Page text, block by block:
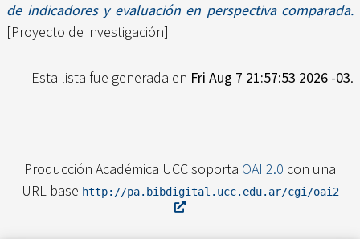
de indicadores y evaluación en perspectiva comparada.
[Proyecto de investigación]
Esta lista fue generada en Fri Aug 7 21:57:53 2026 -03.
Producción Académica UCC soporta OAI 2.0 con una
URL base http://pa.bibdigital.ucc.edu.ar/cgi/oai2